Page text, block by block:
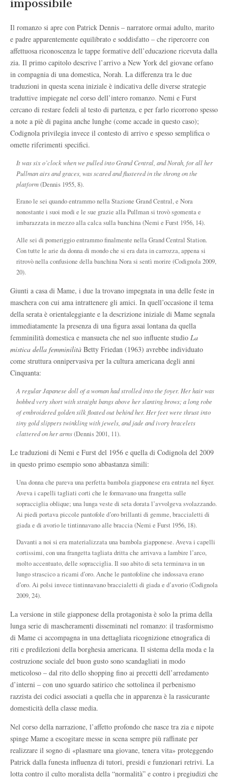
impossibile
Il romanzo si apre con Patrick Dennis – narratore ormai adulto, marito
e padre apparentemente equilibrato e soddisfatto – che ripercorre con
affettuosa riconoscenza le tappe formative dell’educazione ricevuta dalla
zia. Il primo capitolo descrive l’arrivo a New York del giovane orfano
in compagnia di una domestica, Norah. La differenza tra le due
traduzioni in questa scena iniziale è indicativa delle diverse strategie
traduttive impiegate nel corso dell’intero romanzo. Nemi e Furst
cercano di restare fedeli al testo di partenza, e per farlo ricorrono spesso
a note a piè di pagina anche lunghe (come accade in questo caso);
Codignola privilegia invece il contesto di arrivo e spesso semplifica o
omette riferimenti specifici.
It was six o’clock when we pulled into Grand Central, and Norah, for all her
Pullman airs and graces, was scared and flustered in the throng on the
platform(Dennis 1955, 8).
Erano le sei quando entrammo nella Stazione Grand Central, e Nora
nonostante i suoi modi e le sue grazie alla Pullman si trovò sgomenta e
imbarazzata in mezzo alla calca sulla banchina (Nemi e Furst 1956, 14).
Alle sei di pomeriggio entrammo finalmente nella Grand Central Station.
Con tutte le arie da donna di mondo che si era data in carrozza, appena si
ritrovò nella confusione della banchina Nora si sentì morire (Codignola 2009,
20).
Giunti a casa di Mame, i due la trovano impegnata in una delle feste in
maschera con cui ama intrattenere gli amici. In quell’occasione il tema
della serata è orientaleggiante e la descrizione iniziale di Mame segnala
immediatamente la presenza di una figura assai lontana da quella
femminilità domestica e mansueta che nel suo influente studio La
mistica della femminilità Betty Friedan (1963) avrebbe individuato
come struttura onnipervasiva per la cultura americana degli anni
Cinquanta:
A regular Japanese doll of a woman had strolled into the foyer. Her hair was
bobbed very short with straight bangs above her slanting brows; a long robe
of embroidered golden silk floated out behind her. Her feet were thrust into
tiny gold slippers twinkling with jewels, and jade and ivory bracelets
clattered on her arms(Dennis 2001, 11).
Le traduzioni di Nemi e Furst del 1956 e quella di Codignola del 2009
in questo primo esempio sono abbastanza simili:
Una donna che pareva una perfetta bambola giapponese era entrata nel foyer.
Aveva i capelli tagliati corti che le formavano una frangetta sulle
sopracciglia oblique; una lunga veste di seta dorata l’avvolgeva svolazzando.
Ai piedi portava piccole pantofole d’oro brillanti di gemme, braccialetti di
giada e di avorio le tintinnavano alle braccia (Nemi e Furst 1956, 18).
Davanti a noi si era materializzata una bambola giapponese. Aveva i capelli
cortissimi, con una frangetta tagliata dritta che arrivava a lambire l’arco,
molto accentuato, delle sopracciglia. Il suo abito di seta terminava in un
lungo strascico a ricami d’oro. Anche le pantofoline che indossava erano
d’oro. Ai polsi invece tintinnavano braccialetti di giada e d’avorio (Codignola
2009, 24).
La versione in stile giapponese della protagonista è solo la prima della
lunga serie di mascheramenti disseminati nel romanzo: il trasformismo
di Mame ci accompagna in una dettagliata ricognizione etnografica di
riti e predilezioni della borghesia americana. Il sistema della moda e la
costruzione sociale del buon gusto sono scandagliati in modo
meticoloso – dal rito dello shopping fino ai precetti dell’arredamento
d’interni – con uno sguardo satirico che sottolinea il perbenismo
razzista dei codici associati a quella che in apparenza è la rassicurante
domesticità della classe media.
Nel corso della narrazione, l’affetto profondo che nasce tra zia e nipote
spinge Mame a escogitare messe in scena sempre più raffinate per
realizzare il sogno di «plasmare una giovane, tenera vita» proteggendo
Patrick dalla funesta influenza di tutori, presidi e funzionari retrivi. La
lotta contro il culto moralista della “normalità” e contro i pregiudizi che